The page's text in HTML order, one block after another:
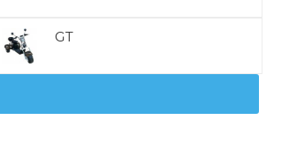
GT